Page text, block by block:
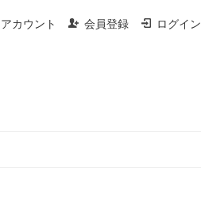
カウント 会員登録 ログイン